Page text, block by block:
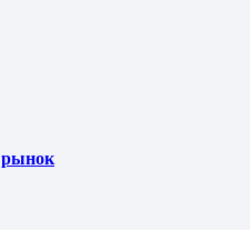
рынок